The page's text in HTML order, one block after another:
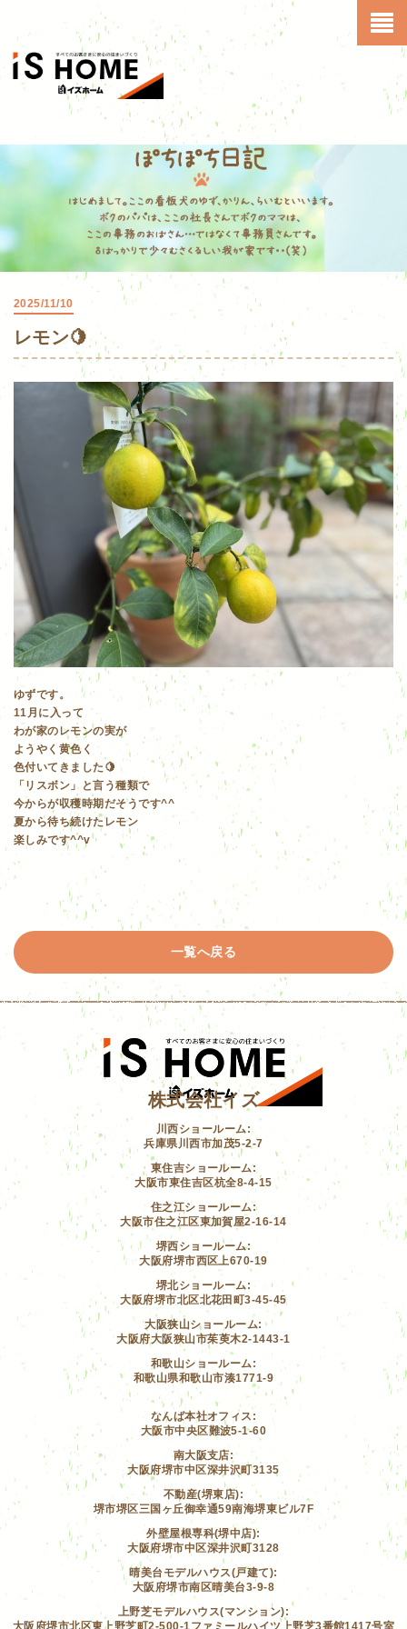
2025/11/10
レモン🍋
ゆずです。
11月に入って
わが家のレモンの実が
ようやく黄色く
色付いてきました🍋
「リスボン」と言う種類で
今からが収穫時期だそうです^^
夏から待ち続けたレモン
楽しみです^^v
一覧へ戻る
株式会社イズ
川西ショールーム:
兵庫県川西市加茂5-2-7
東住吉ショールーム:
大阪市東住吉区杭全8-4-15
住之江ショールーム:
大阪市住之江区東加賀屋2-16-14
堺西ショールーム:
大阪府堺市西区上670-19
堺北ショールーム:
大阪府堺市北区北花田町3-45-45
大阪狭山ショールーム:
大阪府大阪狭山市茱萸木2-1443-1
和歌山ショールーム:
和歌山県和歌山市湊1771-9
なんば本社オフィス:
大阪市中央区難波5-1-60
南大阪支店:
大阪府堺市中区深井沢町3135
不動産(堺東店):
堺市堺区三国ヶ丘御幸通59南海堺東ビル7F
外壁屋根専科(堺中店):
大阪府堺市中区深井沢町3128
晴美台モデルハウス(戸建て):
大阪府堺市南区晴美台3-9-8
上野芝モデルハウス(マンション):
大阪府堺市北区東上野芝町2-500-1ファミールハイツ上野芝3番館1417号室